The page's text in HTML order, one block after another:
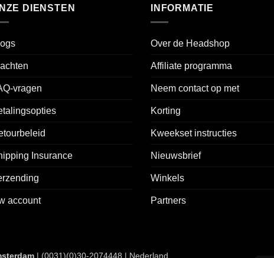
DIENSTEN
vragen
Insurance
account
INFORMATIE
Over de Headshop
Affiliate programma
Neem contact op met
Korting
Kweekset instructies
Nieuwsbrief
Winkels
Partners
| (0031)(0)30-2074448 | Nederland